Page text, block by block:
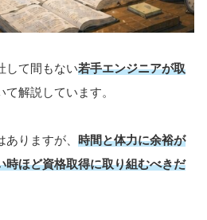
して間もない若手エンジニアが取
て解説しています。
りますが、 時間と体力に余裕が
時ほど資格取得に取り組むべきだ